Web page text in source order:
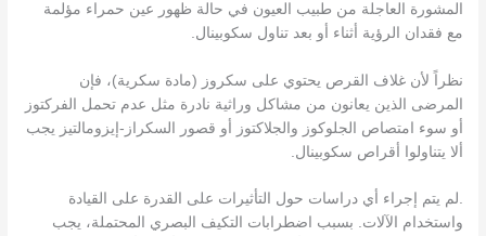
المشورة العاجلة من طبيب العيون في حالة ظهور عين حمراء مؤلمة
مع فقدان الرؤية أثناء أو بعد تناول سكوبينال.
نظراً لأن غلاف القرص يحتوي على سكروز (مادة سكرية)، فإن
المرضى الذين يعانون من مشاكل وراثية نادرة مثل عدم تحمل الفركتوز
أو سوء امتصاص الجلوكوز والجلاكتوز أو قصور السكراز-إيزومالتيز يجب
ألا يتناولوا أقراص سكوبينال.
.لم يتم إجراء أي دراسات حول التأثيرات على القدرة على القيادة
واستخدام الآلات. بسبب اضطرابات التكيف البصري المحتملة، يجب